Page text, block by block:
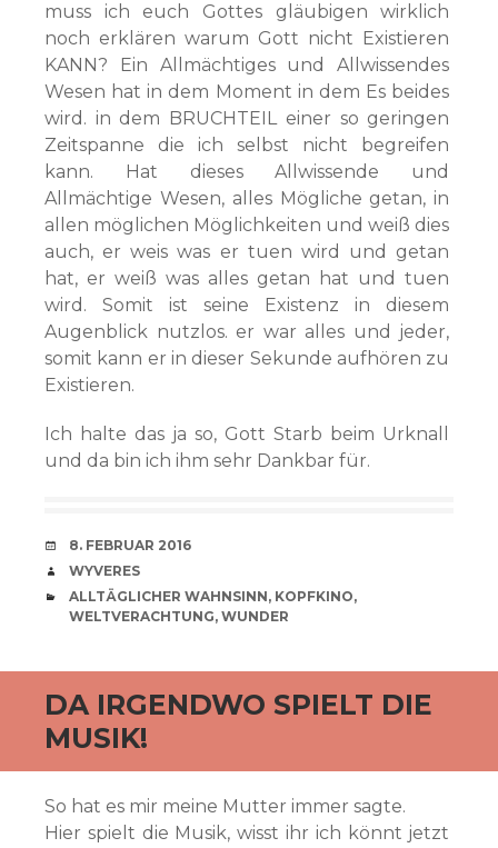
muss ich euch Gottes gläubigen wirklich
noch erklären warum Gott nicht Existieren
KANN? Ein Allmächtiges und Allwissendes
Wesen hat in dem Moment in dem Es beides
wird. in dem BRUCHTEIL einer so geringen
Zeitspanne die ich selbst nicht begreifen
kann. Hat dieses Allwissende und
Allmächtige Wesen, alles Mögliche getan, in
allen möglichen Möglichkeiten und weiß dies
auch, er weis was er tuen wird und getan
hat, er weiß was alles getan hat und tuen
wird. Somit ist seine Existenz in diesem
Augenblick nutzlos. er war alles und jeder,
somit kann er in dieser Sekunde aufhören zu
Existieren.
Ich halte das ja so, Gott Starb beim Urknall
und da bin ich ihm sehr Dankbar für.
VERABREDUNG
8. FEBRUAR 2016
VERFASSER
WYVERES
CATEGORIES
ALLTÄGLICHER WAHNSINN, KOPFKINO,
WELTVERACHTUNG, WUNDER
DA IRGENDWO SPIELT DIE
MUSIK!
So hat es mir meine Mutter immer sagte.
Hier spielt die Musik, wisst ihr ich könnt jetzt